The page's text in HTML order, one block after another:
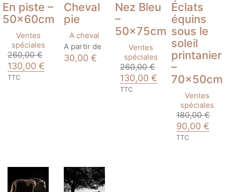
En piste –
50x60cm
Ventes
spéciales
260,00€
Le
prix
130,00 €
prix
TTC
Cheval
pie
A cheval
Ce
produit
a
variations.
du
produit
A partir de
30,00 €
Nez Bleu
–
50x75cm
Ventes
spéciales
260,00€
Le
prix
130,00 €
prix
130,00 €.
TTC
Éclats
équins
sous le
soleil
printanier
–
70x50cm
Ventes
spéciales
180,00€
Le
prix
90,00 €
prix
TTC